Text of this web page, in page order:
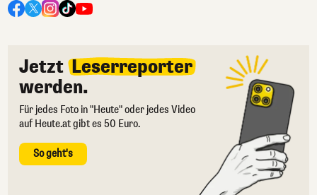
Jetzt Leserreporter
werden.
Für jedes Foto in "Heute" oder jedes Video
auf Heute.at gibt es 50 Euro.
So geht's